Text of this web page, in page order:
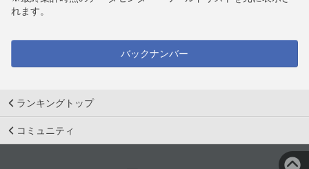
れます。
バックナンバー
ランキングトップ
コミュニティ